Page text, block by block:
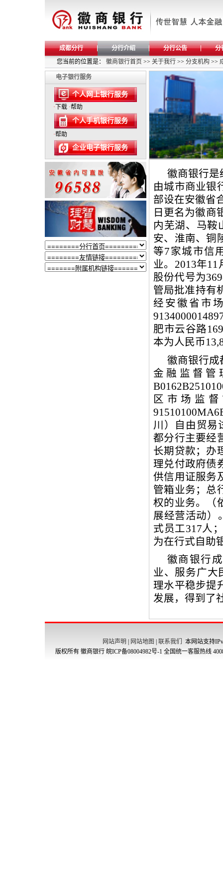
成都分行 分行介绍 分行公告
分
您当前的位置是： 徽商银行首页 >> 关于我行 >> 分支机构 >>
电子银行服务
个人网上银行服务
· 下载 ·帮助
个人手机银行服务
·帮助
企业电子银行服务
网站声明 网站地图 联系我们
本网站支持
版权所有 徽商银行 皖ICP备08004982号-1 全国统一客服热线